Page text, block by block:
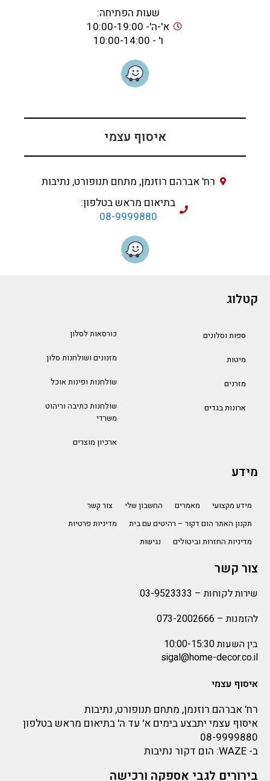
שעות הפתיחה:
א'-ה'- 10:00-19:00
ו' - 10:00-14:00
איסוף עצמי
רח' אברהם רוזנמן, מתחם תנופורט, נתיבות
בתיאום מראש בטלפון:
08-9999880
קטלוג
ספות וסלונים
מיטות
מזרנים
ארונות בגדים
כורסאות לסלון
מזנונים ושולחנות סלון
שולחנות ופינות אוכל
שולחנות כתיבה וריהוט
משרדי
ארכיון מוצרים
מידע
מידע מקצועי מאמרים החשבון שלי
צור קשר
תקנון האתר הום דקור – רהיטים עם בית
מדיניות פרטיות
מדיניות החזרות וביטולים
נגישות
צור קשר
שירות לקוחות – 03-9523333
להזמנות – 073-2002666
בין השעות 10:00-15:30
sigal@home-decor.co.il
איסוף עצמי
רח' אברהם רוזנמן, מתחם תנופורט, נתיבות
איסוף עצמי יתבצע בימים א' עד ה' בתיאום מראש בטלפון
08-9999880
ב- WAZE: הום דקור נתיבות
בירורים לגבי אספקה ורכישה